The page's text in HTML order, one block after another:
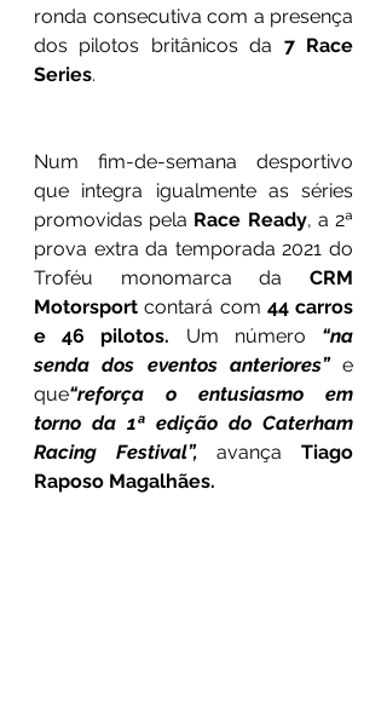
ronda consecutiva com a presença
dos pilotos britânicos da 7 Race
Series.
Num fim-de-semana desportivo
que integra igualmente as séries
promovidas pela Race Ready, a 2ª
prova extra da temporada 2021 do
Troféu monomarca da CRM
Motorsport contará com 44 carros
e 46 pilotos. Um número “na
senda dos eventos anteriores” e
que“reforça o entusiasmo em
torno da 1ª edição do Caterham
Racing Festival”, avança Tiago
Raposo Magalhães.